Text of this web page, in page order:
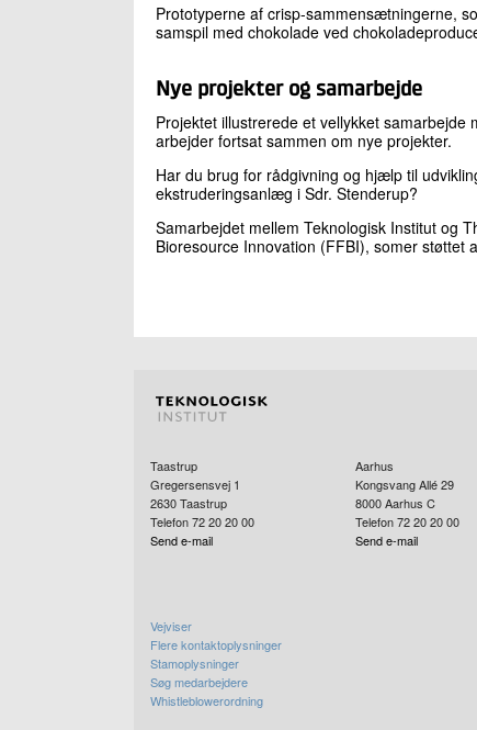
Prototyperne af crisp-sammensætningerne,
samspil med chokolade ved
Nye projekter og samarbejde
Projektet illustrerede et vellykket
arbejder fortsat sammen om nye projekter.
Har du brug for rådgivning og hjælp til
ekstruderingsanlæg i Sdr. Stenderup?
Samarbejdet mellem Teknologisk Institut og
Bioresource Innovation (FFBI), somer støttet
Taastrup
Gregersensvej 1
2630Taastrup
Telefon 72 20 20 00
Send e-mail
Aarhus
Kongsvang Allé 29
8000 Aarhus C
Telefon 72 20 20 00
Send e-mail
Vejviser
Flere kontaktoplysninger
Stamoplysninger
Søg medarbejdere
Whistleblowerordning